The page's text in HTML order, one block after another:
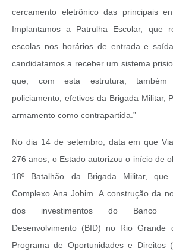
cercamento eletrônico das principais
Implantamos a Patrulha Escolar, que
escolas nos horários de entrada e
candidatamos a receber um sistema
que, com esta estrutura, também
policiamento, efetivos da Brigada Militar,
armamento como contrapartida.”
No dia 14 de setembro, data em que
276 anos, o Estado autorizou o início de
18º Batalhão da Brigada Militar,
Complexo Ana Jobim. A construção da
dos investimentos do Banco
Desenvolvimento (BID) no Rio
Programa de Oportunidades e Direitos